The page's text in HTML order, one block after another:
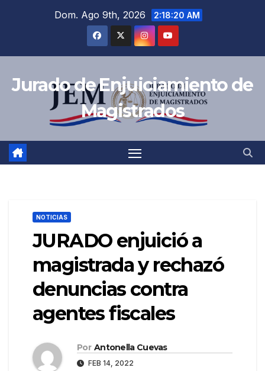
Dom. Ago 9th, 2026 2:18:21 AM
Jurado de Enjuiciamiento de
Magistrados
NOTICIAS
JURADO enjuició a
magistrada y rechazó
denuncias contra
agentes fiscales
Por Antonella Cuevas
FEB 14, 2022